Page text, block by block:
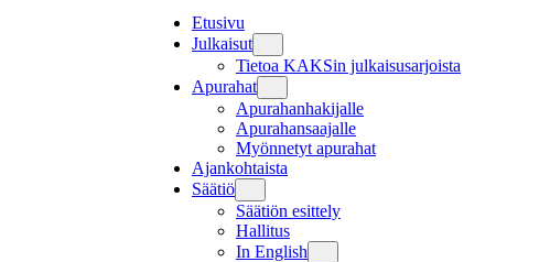
Etusivu
Julkaisut
Tietoa KAKSin julkaisusarjoista
Apurahat
Apurahanhakijalle
Apurahansaajalle
Myönnetyt apurahat
Ajankohtaista
Säätiö
Säätiön esittely
Hallitus
In English